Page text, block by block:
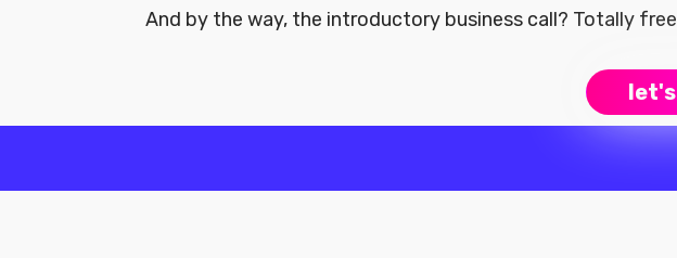
And by the way, the introductory business call? Totally